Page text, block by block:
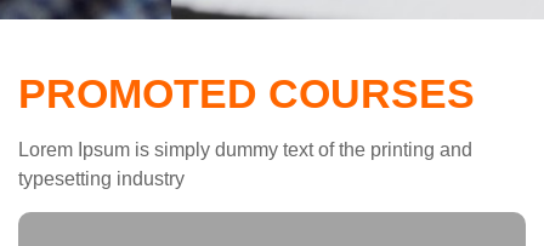
PROMOTED COURSES
Lorem Ipsum is simply dummy text of the printing and
typesetting industry